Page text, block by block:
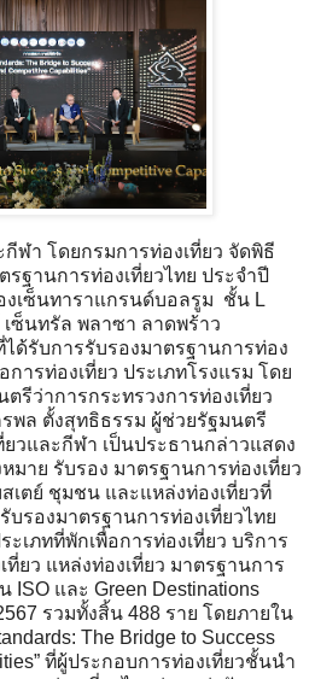
กีฬา โดยกรมการท่องเที่ยว จัดพิธี
ฐานการท่องเที่ยวไทย ประจำปี
งเซ็นทาราแกรนด์บอลรูม ชั้น L
ซ็นทรัล พลาซา ลาดพร้าว
ด้รับการรับรองมาตรฐานการท่อง
การท่องเที่ยว ประเภทโรงแรม โดย
รีว่าการกระทรวงการท่องเที่ยว
พล ตั้งสุทธิธรรม ผู้ช่วยรัฐมนตรี
ยวและกีฬา เป็นประธานกล่าวแสดง
าย รับรอง มาตรฐานการท่องเที่ยว
เตย์ ชุมชน และแหล่งท่องเที่ยวที่
บรองมาตรฐานการท่องเที่ยวไทย
ะเภทที่พักเพื่อการท่องเที่ยว บริการ
ที่ยว แหล่งท่องเที่ยว มาตรฐานการ
ISO และ Green Destinations
รวมทั้งสิ้น 488 ราย โดยภายใน
The Bridge to Success
ที่ผู้ประกอบการท่องเที่ยวชั้นนำ